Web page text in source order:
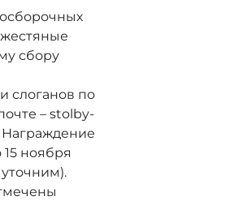
сбору
слоганов по
– stolby-
Награждение
ноября